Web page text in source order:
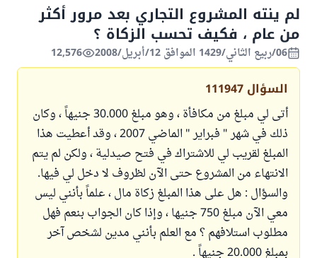
لم ينته المشروع التجاري بعد مرور أكثر
من عام ، فكيف تحسب الزكاة ؟
06/ربيع الثاني/1429 الموافق 12/أبريل/2008 12,576
السؤال 111947
أتى لي مبلغ من مكافأة ، وهو مبلغ 30.000 جنيهاً ، وكان
ذلك في شهر " فبراير " الماضي 2007 ، وقد أعطيت هذا
المبلغ لقريب لي للاشتراك في فتح صيدلية ، ولكن لم يتم
الانتهاء من المشروع حتى الآن لظروف لا دخل لي فيها.
والسؤال : هل على هذا المبلغ زكاة مال ، علماً بأنني ليس
معي الآن مبلغ 750 جنيها ، وإذا كان الجواب بنعم فهل
مطلوب استلافهم ؟ مع العلم بأنني مدين لشخص آخر
بمبلغ 20.000 جنيهاً .